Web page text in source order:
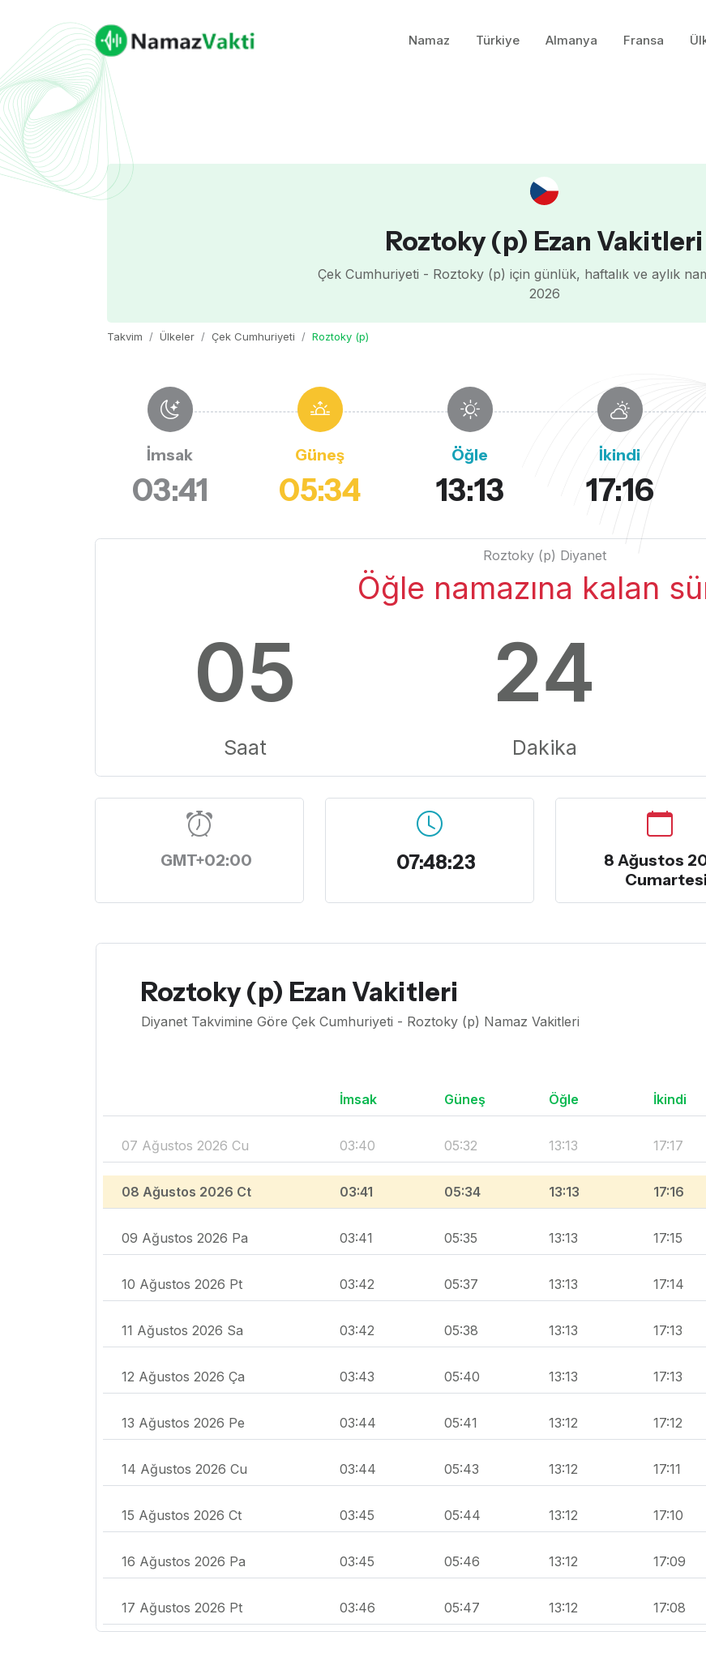
Namaz Türkiye Almanya Fransa
Roztoky (p) Ezan Vakitleri
Çek Cumhuriyeti - Roztoky (p) için günlük, haftalık ve aylık
2026
Takvim Ülkeler Çek Cumhuriyeti Roztoky (p)
İmsak
03:41
Güneş
05:34
Öğle
13:13
İkindi
17:16
Roztoky (p) Diyanet
Öğle namazına kalan
05
Saat
24
Dakika
GMT+02:00 07:48:24
8 Ağustos
Cumartesi
Roztoky (p) Ezan Vakitleri
Diyanet Takvimine Göre Çek Cumhuriyeti - Roztoky (p) Namaz Vakitleri
İmsak Güneş Öğle İkindi
07 Ağustos 2026 Cu 03:40 05:32 13:13 17:17
08 Ağustos 2026 Ct 03:41 05:34 13:13 17:16
09 Ağustos 2026 Pa 03:41 05:35 13:13 17:15
10 Ağustos 2026 Pt 03:42 05:37 13:13 17:14
11 Ağustos 2026 Sa 03:42 05:38 13:13 17:13
12 Ağustos 2026 Ça 03:43 05:40 13:13 17:13
13 Ağustos 2026 Pe 03:44 05:41 13:12 17:12
14 Ağustos 2026 Cu 03:44 05:43 13:12 17:11
15 Ağustos 2026 Ct 03:45 05:44 13:12 17:10
16 Ağustos 2026 Pa 03:45 05:46 13:12 17:09
17 Ağustos 2026 Pt 03:46 05:47 13:12 17:08